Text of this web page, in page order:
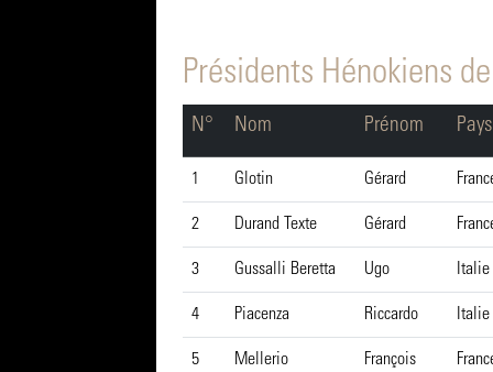
Présidents Hénokiens
N° Nom Prénom Pays
1 Glotin Gérard
2 Durand Texte Gérard
3 Gussalli Beretta Ugo Italie
4 Piacenza Riccardo Italie
5 Mellerio François